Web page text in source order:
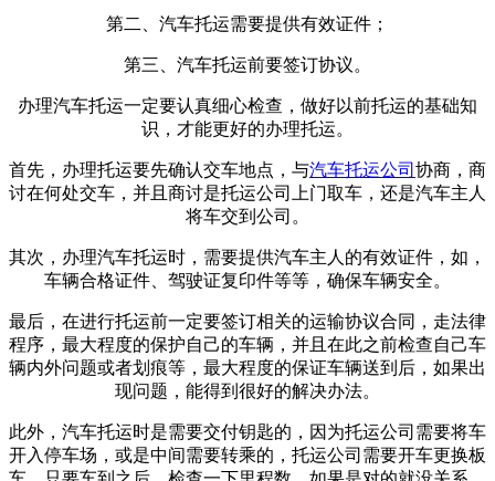
第二、汽车托运需要提供有效证件；
第三、汽车托运前要签订协议。
办理汽车托运一定要认真细心检查，做好以前托运的基础知
识，才能更好的办理托运。
首先，办理托运要先确认交车地点，与汽车托运公司 协商，商
讨在何处交车，并且商讨是托运公司上门取车，还是汽车主人
将车交到公司。
其次，办理汽车托运时，需要提供汽车主人的有效证件，如，
车辆合格证件、驾驶证复印件等等，确保车辆安全。
最后，在进行托运前一定要签订相关的运输协议合同，走法律
程序，最大程度的保护自己的车辆，并且在此之前检查自己车
辆内外问题或者划痕等，最大程度的保证车辆送到后，如果出
现问题，能得到很好的解决办法。
此外，汽车托运时是需要交付钥匙的，因为托运公司需要将车
开入停车场，或是中间需要转乘的，托运公司需要开车更换板